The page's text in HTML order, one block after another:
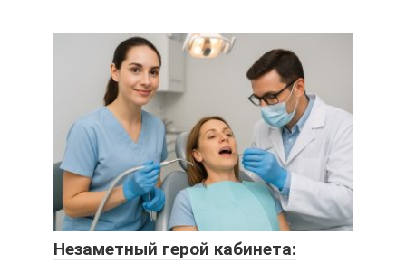
Незаметный герой кабинета: